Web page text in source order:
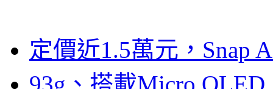
定價近1.5萬元，Snap